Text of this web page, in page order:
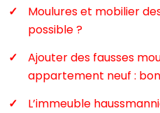
Moulures et mobilier
possible ?
Ajouter des fausses
appartement neuf :
L’immeuble